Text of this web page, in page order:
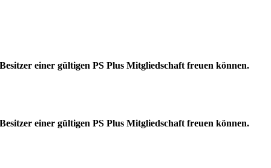
einer gültigen PS Plus Mitgliedschaft freuen können.
einer gültigen PS Plus Mitgliedschaft freuen können.